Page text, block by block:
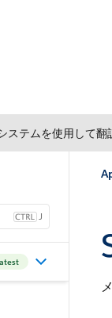
ステムを使用して翻
J